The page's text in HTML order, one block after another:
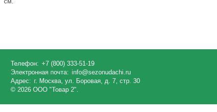
Телефон: +7 (800) 333-51-19
Электронная почта: info@sezonudachi.ru
Адрес: г. Москва, ул. Боровая, д. 7, стр. 30
© 2026 ООО "Товар 2".